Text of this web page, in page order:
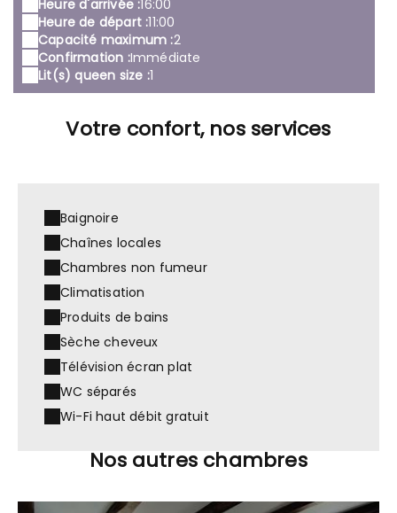
Heure d'arrivée :16:00
Heure de départ :11:00
Capacité maximum :2
Confirmation :Immédiate
Lit(s) queen size :1
Votre confort, nos services
Baignoire
Chaînes locales
Chambres non fumeur
Climatisation
Produits de bains
Sèche cheveux
Télévision écran plat
WC séparés
Wi-Fi haut débit gratuit
Nos autres chambres